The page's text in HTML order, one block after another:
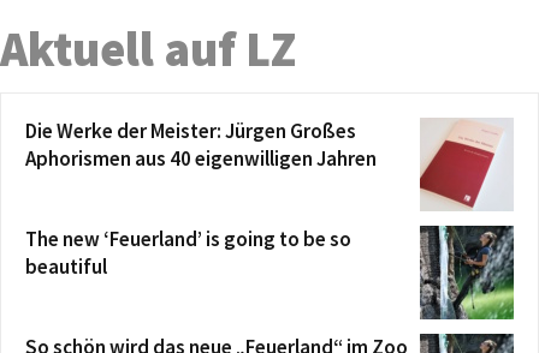
Aktuell auf LZ
Die Werke der Meister: Jürgen Großes
Aphorismen aus 40 eigenwilligen Jahren
The new ‘Feuerland’ is going to be so
beautiful
So schön wird das neue „Feuerland“ im Zoo